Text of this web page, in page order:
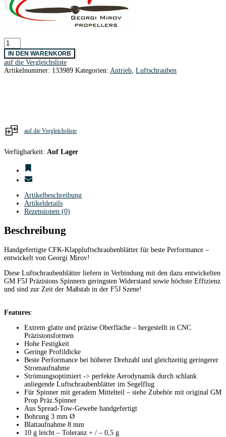
GM
Prop
F5J
CFK-
Klappluftschr.Blätter
IN DEN WARENKORB
auf die Vergleichsliste
Artikelnummer: 133989 Kategorien: Antrieb Luftschrauben
auf die Vergleichsliste
Verfügbarkeit: Auf Lager
Artikelbeschreibung
Artikeldetails
Rezensionen (0)
Beschreibung
Handgefertigte CFK-Klappluftschraubenblätter für beste Performance –
entwickelt von Georgi Mirov!
Diese Luftschraubenblätter liefern in Verbindung mit den dazu entwickelten
GM F5J Präzisions Spinnern geringsten Widerstand sowie höchste Effizienz
und sind zur Zeit der Maßstab in der F5J Szene!
Features:
Extrem glatte und präzise Oberfläche – hergestellt in CNC
Präzisionsformen
Hohe Festigkeit
Geringe Profildicke
Beste Performance bei höherer Drehzahl und gleichzeitig geringerer
Stromaufnahme
Strömungsoptimiert -> perfekte Aerodynamik durch schlank
anliegende Luftschraubenblätter im Segelflug
Für Spinner mit geradem Mittelteil – siehe Zubehör mit original GM
Prop Präz.Spinner
Aus Spread-Tow-Gewebe handgefertigt
Bohrung 3 mm Ø
Blattaufnahme 8 mm
10 g leicht – Toleranz + / – 0,5 g